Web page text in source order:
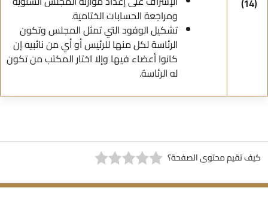
ومراجعة الحسابات الختامية.
تشكيل الوفود التي تمثل المجلس وتكون
الرئاسة لكل منها للرئيس أو أي من نائبيه إن
كانوا أعضاء فيها وإلا اختار المكتب من تكون
له الرئاسة.
كيف تقيم محتوى الصفحة؟